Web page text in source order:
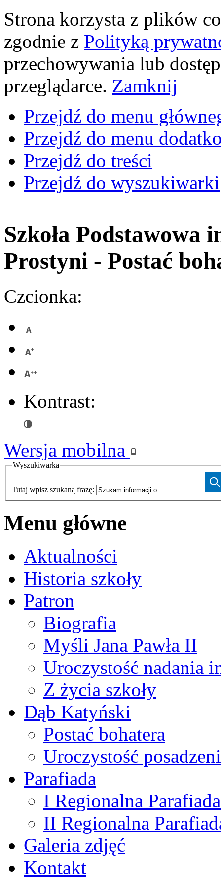
Strona korzysta z plików
zgodnie z Polityką
przechowywania lub
przeglądarce. Zamknij
Przejdź do menu
Przejdź do menu
Przejdź do treści
Przejdź do wyszukiwarki
Szkoła Podstawowa
Prostyni - Postać
Czcionka:
Kontrast:
Wersja mobilna
Wyszukiwarka
Tutaj wpisz szukaną frazę:
Menu główne
Aktualności
Historia szkoły
Patron
Biografia
Myśli Jana Pawła II
Uroczystość nadania
Z życia szkoły
Dąb Katyński
Postać bohatera
Uroczystość
Parafiada
I Regionalna
II Regionalna
Galeria zdjęć
Kontakt